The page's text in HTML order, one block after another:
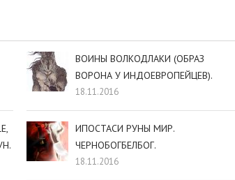
ВОИНЫ ВОЛКОДЛАКИ (ОБРАЗ
ВОРОНА У ИНДОЕВРОПЕЙЦЕВ).
18.11.2016
ИПОСТАСИ РУНЫ МИР.
ЧЕРНОБОГБЕЛБОГ.
18.11.2016